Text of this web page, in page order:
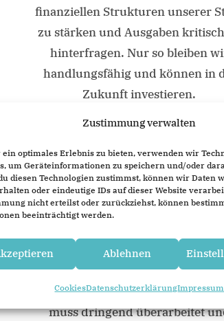
Zustimmung verwalten
ein optimales Erlebnis zu bieten, verwenden wir
um Geräteinformationen zu speichern und/oder
diesen Technologien zustimmst, können wir Daten
oder eindeutige IDs auf dieser Website
nicht erteilst oder zurückziehst, können
beeinträchtigt werden.
Ablehnen
CookiesDatenschutzerklärungImpressum
finanziellen Strukturen unserer
zu stärken und Ausgaben
hinterfragen. Nur so bleiben
handlungsfähig und können in
Zukunft investieren.
Infrastruktur:Wir müssen
investieren, um unsere Straßen,
Gebäude und Einrichtungen fit
Zukunft zu machen.Klimaschutz:
Umsetzung unseres
Anliegen, das ich weiter
möchte.Einzelhandel:Unser
bestehendes
muss dringend überarbeitet